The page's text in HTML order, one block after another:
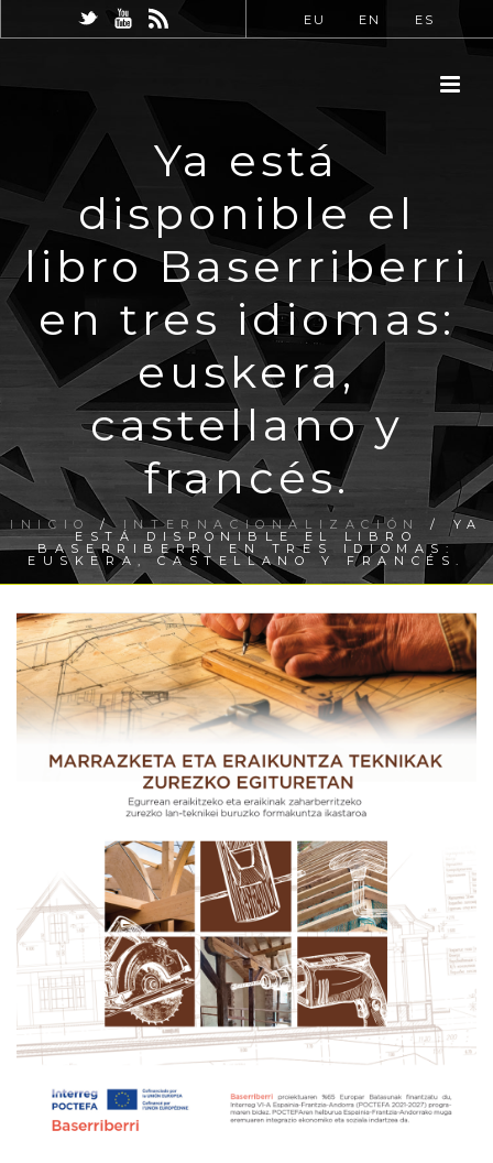
EU EN ES
Ya está
disponible el
libro Baserriberri
en tres idiomas:
euskera,
castellano y
francés.
INICIO / INTERNACIONALIZACIÓN / YA
ESTÁ DISPONIBLE EL LIBRO
BASERRIBERRI EN TRES IDIOMAS:
EUSKERA, CASTELLANO Y FRANCÉS.